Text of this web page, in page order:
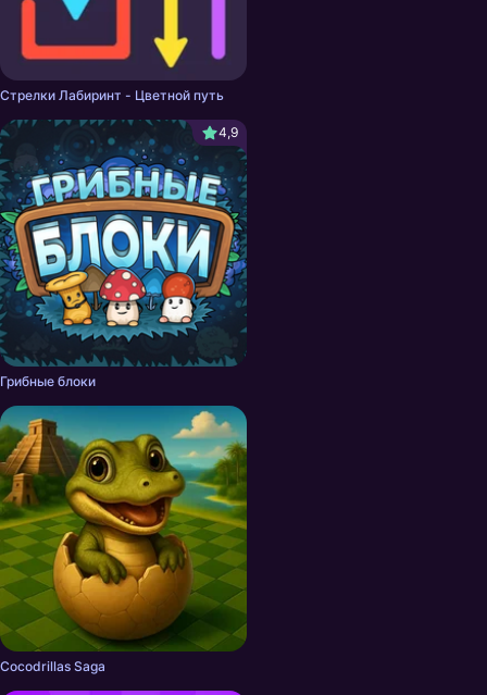
Стрелки Лабиринт - Цветной путь
4,9
Грибные блоки
Cocodrillas Saga